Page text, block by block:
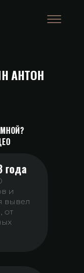
АНТОН
года
и
вывел
от